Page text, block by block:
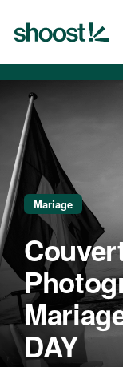
contenu
Mariage
DAY